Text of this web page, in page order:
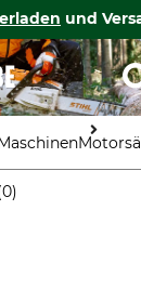
und
0